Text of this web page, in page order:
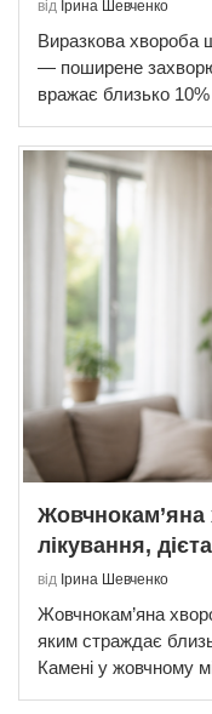
від Ірина Шевченко
Виразкова хвороба
— поширене
вражає близько
лікування, дієта
від Ірина Шевченко
Жовчнокам’яна
яким страждає
Камені у жовчному